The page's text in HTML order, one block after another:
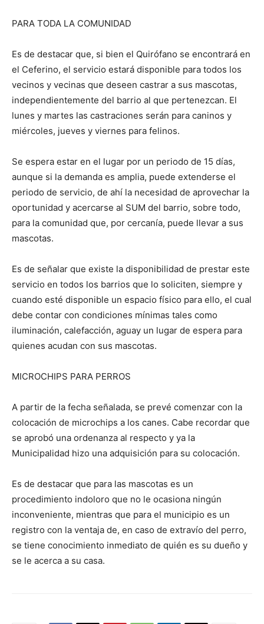
PARA TODA LA COMUNIDAD
Es de destacar que, si bien el Quirófano se encontrará en
el Ceferino, el servicio estará disponible para todos los
vecinos y vecinas que deseen castrar a sus mascotas,
independientemente del barrio al que pertenezcan. El
lunes y martes las castraciones serán para caninos y
miércoles, jueves y viernes para felinos.
Se espera estar en el lugar por un periodo de 15 días,
aunque si la demanda es amplia, puede extenderse el
periodo de servicio, de ahí la necesidad de aprovechar la
oportunidad y acercarse al SUM del barrio, sobre todo,
para la comunidad que, por cercanía, puede llevar a sus
mascotas.
Es de señalar que existe la disponibilidad de prestar este
servicio en todos los barrios que lo soliciten, siempre y
cuando esté disponible un espacio físico para ello, el cual
debe contar con condiciones mínimas tales como
iluminación, calefacción, aguay un lugar de espera para
quienes acudan con sus mascotas.
MICROCHIPS PARA PERROS
A partir de la fecha señalada, se prevé comenzar con la
colocación de microchips a los canes. Cabe recordar que
se aprobó una ordenanza al respecto y ya la
Municipalidad hizo una adquisición para su colocación.
Es de destacar que para las mascotas es un
procedimiento indoloro que no le ocasiona ningún
inconveniente, mientras que para el municipio es un
registro con la ventaja de, en caso de extravío del perro,
se tiene conocimiento inmediato de quién es su dueño y
se le acerca a su casa.